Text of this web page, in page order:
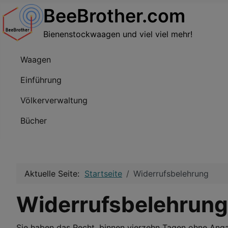
BeeBrother.com
Bienenstockwaagen und viel viel mehr!
Waagen
Einführung
Völkerverwaltung
Bücher
Aktuelle Seite: Startseite Widerrufsbelehrung
Widerrufsbelehrung